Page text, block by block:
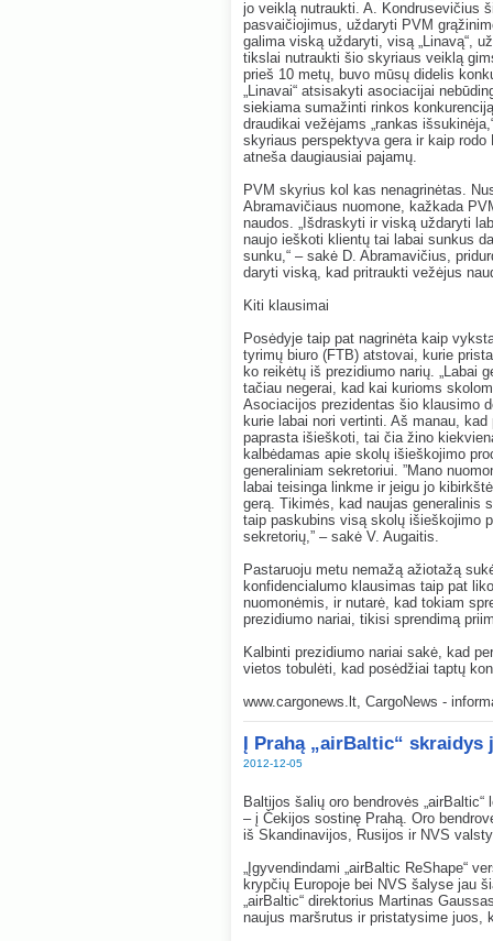
jo veiklą nutraukti. A. Kondrusevičius
pasvaičiojimus, uždaryti PVM
galima viską uždaryti, visą „Linavą“,
tikslai nutraukti šio skyriaus veiklą
prieš 10 metų, buvo mūsų didelis
„Linavai“ atsisakyti asociacijai
siekiama sumažinti rinkos
draudikai vežėjams „rankas
skyriaus perspektyva gera ir kaip
atneša daugiausiai pajamų.
PVM skyrius kol kas nenagrinėtas.
Abramavičiaus nuomone, kažkada
naudos. „Išdraskyti ir viską uždaryti
naujo ieškoti klientų tai labai sunkus
sunku,“ – sakė D. Abramavičius,
daryti viską, kad pritraukti vežėjus
Kiti klausimai
Posėdyje taip pat nagrinėta kaip
tyrimų biuro (FTB) atstovai, kurie
ko reikėtų iš prezidiumo narių. „Labai
tačiau negerai, kad kai kurioms
Asociacijos prezidentas šio klausimo
kurie labai nori vertinti. Aš manau,
paprasta išieškoti, tai čia žino
kalbėdamas apie skolų išieškojimo
generaliniam sekretoriui. ”Mano
labai teisinga linkme ir jeigu jo
gerą. Tikimės, kad naujas generalinis
taip paskubins visą skolų išieškojimo
sekretorių,” – sakė V. Augaitis.
Pastaruoju metu nemažą ažiotažą
konfidencialumo klausimas taip pat
nuomonėmis, ir nutarė, kad tokiam
prezidiumo nariai, tikisi sprendimą
Kalbinti prezidiumo nariai sakė, kad
vietos tobulėti, kad posėdžiai taptų
www.cargonews.lt, CargoNews -
Į Prahą „airBaltic“ skraidys
2012-12-05
Baltijos šalių oro bendrovės
– į Čekijos sostinę Prahą. Oro
iš Skandinavijos, Rusijos ir NVS
„Įgyvendindami „airBaltic ReShape“
krypčių Europoje bei NVS šalyse jau
„airBaltic“ direktorius Martinas
naujus maršrutus ir pristatysime juos,